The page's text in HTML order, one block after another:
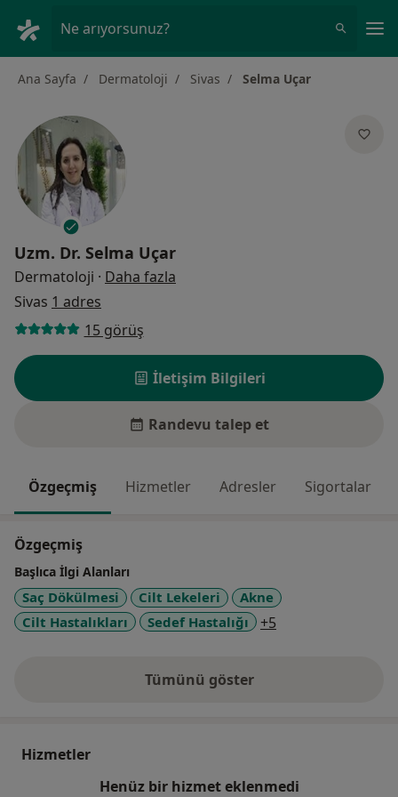
Ne arıyorsunuz?
Ana Sayfa Dermatoloji Sivas Selma Uçar
Uzm. Dr. Selma Uçar
Dermatoloji · Daha fazla
Sivas 1 adres
15 görüş
İletişim Bilgileri
Randevu talep et
Özgeçmiş Hizmetler Adresler Sigortalar
Özgeçmiş
Başlıca İlgi Alanları
Saç Dökülmesi Cilt Lekeleri
Akne
Cilt Hastalıkları
Sedef Hastalığı +5
Tümünü gösterdeneyim hakkında
Hizmetler
Henüz bir hizmet eklenmedi